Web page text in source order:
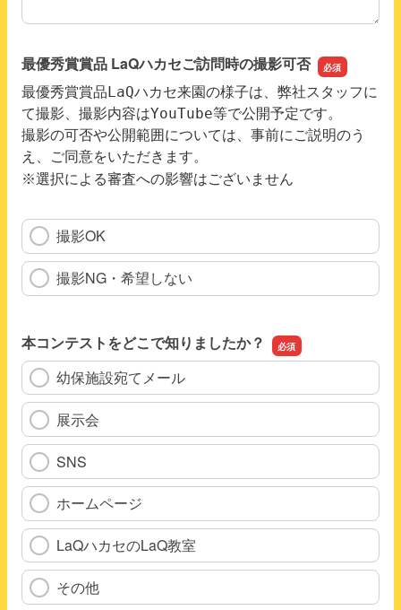
最優秀賞賞品 LaQハカセご訪問時の撮影可否
最優秀賞賞品LaQハカセ来園の様子は、弊社スタッフに
て撮影、撮影内容はYouTube等で公開予定です。
撮影の可否や公開範囲については、事前にご説明のう
え、ご同意をいただきます。
※選択による審査への影響はございません
撮影OK
撮影NG・希望しない
本コンテストをどこで知りましたか？
幼保施設宛てメール
展示会
SNS
ホームページ
LaQハカセのLaQ教室
その他